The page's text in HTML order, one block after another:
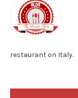
restaurant on Italy.